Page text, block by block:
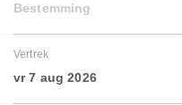
Bestemming
Vertrek
vr 7 aug 2026